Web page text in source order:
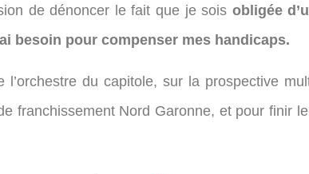
de dénoncer le fait que je sois obligée
besoin pour compenser mes handicaps.
du capitole, sur la prospective
franchissement Nord Garonne, et pour finir